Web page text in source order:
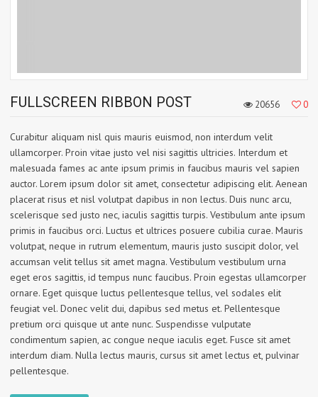
FULLSCREEN RIBBON POST 20656 0
Curabitur aliquam nisl quis mauris euismod, non interdum velit
ullamcorper. Proin vitae justo vel nisi sagittis ultricies. Interdum et
malesuada fames ac ante ipsum primis in faucibus mauris vel sapien
auctor. Lorem ipsum dolor sit amet, consectetur adipiscing elit. Aenean
placerat risus et nisl volutpat dapibus in non lectus. Duis nunc arcu,
scelerisque sed justo nec, iaculis sagittis turpis. Vestibulum ante ipsum
primis in faucibus orci. Luctus et ultrices posuere cubilia curae. Mauris
volutpat, neque in rutrum elementum, mauris justo suscipit dolor, vel
accumsan velit tellus sit amet magna. Vestibulum vestibulum urna
eget eros sagittis, id tempus nunc faucibus. Proin egestas ullamcorper
ornare. Eget quisque luctus pellentesque tellus, vel sodales elit
feugiat vel. Donec velit dui, dapibus sed metus et. Pellentesque
pretium orci quisque ut ante nunc. Suspendisse vulputate
condimentum sapien, ac congue neque iaculis eget. Fusce sit amet
interdum diam. Nulla lectus mauris, cursus sit amet lectus et, pulvinar
pellentesque.